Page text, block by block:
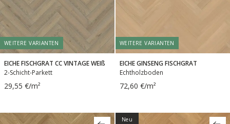
WEITERE VARIANTEN
EICHE FISCHGRAT CC VINTAGE WEIß
2-Schicht-Parkett
29,55 €/m²
WEITERE VARIANTEN
EICHE GINSENG FISCHGRAT
Echtholzboden
72,60 €/m²
Neu